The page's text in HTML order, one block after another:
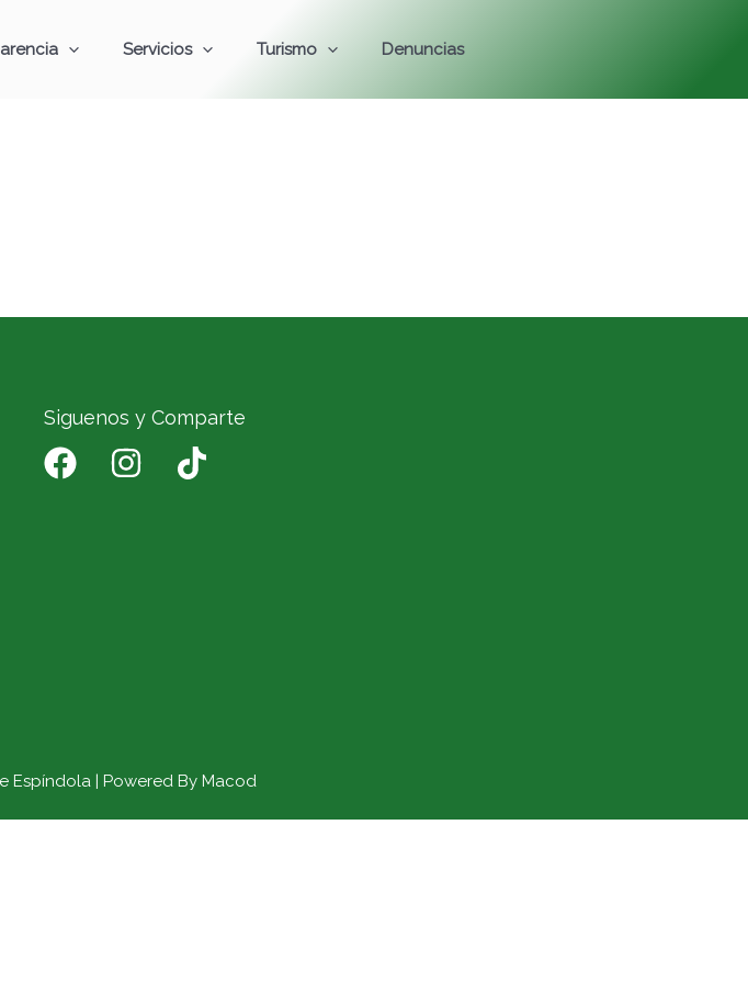
Servicios Turismo Denuncias
Siguenos y Comparte
Espíndola | Powered By Macod